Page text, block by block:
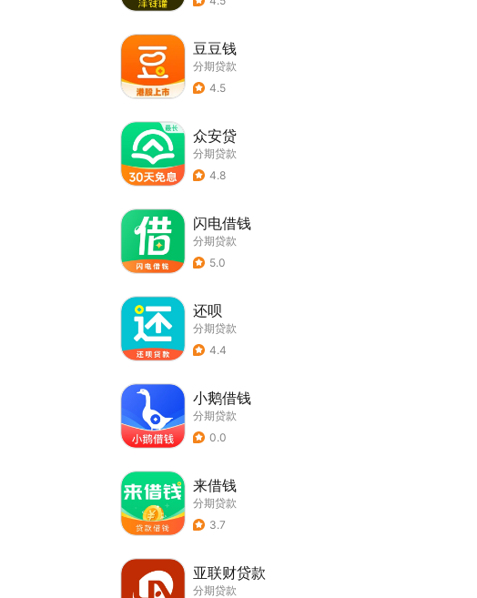
豆豆钱
分期贷款
4.5
众安贷
分期贷款
4.8
闪电借钱
分期贷款
5.0
还呗
分期贷款
4.4
小鹅借钱
分期贷款
0.0
来借钱
分期贷款
3.7
亚联财贷款
分期贷款